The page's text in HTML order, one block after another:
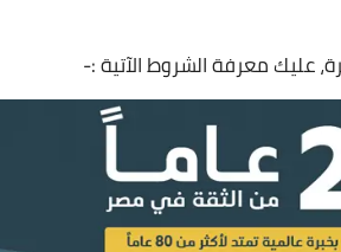
عليك معرفة الشروط الآتية :-